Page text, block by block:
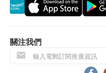
關注我們